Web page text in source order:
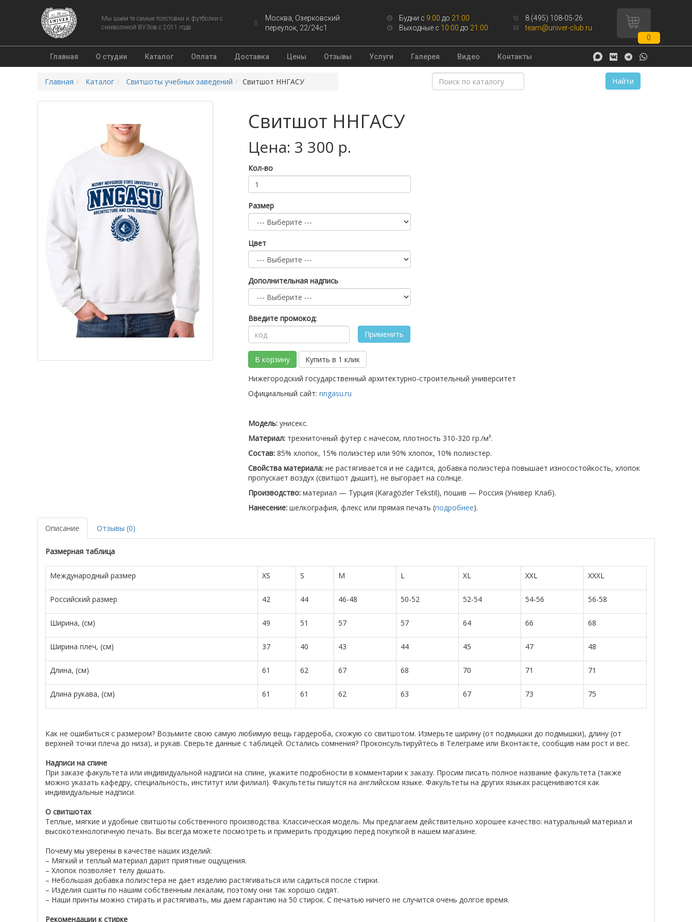
Мы шьем те самые толстовки и футболки с
символикой ВУЗов с 2011 года
Москва, Озерковский
переулок, 22/24с1
Будни с 9:00 до 21:00
Выходные с 10:00 до 21:00
8 (495) 108-05-26
team@univer-club.ru
0
Главная О студии Каталог Оплата Доставка Цены Отзывы Услуги Галерея Видео Контакты
Главная Каталог Свитшоты учебных заведений Свитшот ННГАСУ Найти
Свитшот ННГАСУ
Цена: 3 300 р.
Кол-во
Размер
Цвет
Дополнительная надпись
Введите промокод:
Применить
В корзину
Купить в 1 клик
Нижегородский государственный архитектурно-строительный университет
Официальный сайт: nngasu.ru
Модель:унисекс.
Материал: трехниточный футер с начесом, плотность 310-320 гр./м³.
Состав:85% хлопок, 15% полиэстер или 90% хлопок, 10% полиэстер.
Свойства материала:не растягивается и не садится, добавка полиэстера повышает износостойкость, хлопок
пропускает воздух (свитшот дышит), не выгорает на солнце.
Производство:материал — Турция (Karagözler Tekstil), пошив — Россия (Универ Клаб).
Нанесение:шелкография, флекс или прямая печать (подробнее).
Описание Отзывы (0)
Размерная таблица
Международный размер XS S M L XL XXL XXXL
Российский размер 42 44 46-48 50-52 52-54 54-56 56-58
Ширина, (см) 49 51 57 57 64 66 68
Ширина плеч, (см) 37 40 43 44 45 47 48
Длина, (см) 61 62 67 68 70 71 71
Длина рукава, (см) 61 61 62 63 67 73 75
Как не ошибиться с размером? Возьмите свою самую любимую вещь гардероба, схожую со свитшотом. Измерьте ширину (от подмышки до подмышки), длину (от
верхней точки плеча до низа), и рукав. Сверьте данные с таблицей. Остались сомнения? Проконсультируйтесь в Телеграме или Вконтакте, сообщив нам рост и вес.
Надписи на спине
При заказе факультета или индивидуальной надписи на спине, укажите подробности в комментарии к заказу. Просим писать полное название факультета (также
можно указать кафедру, специальность, институт или филиал). Факультеты пишутся на английском языке. Факультеты на других языках расцениваются как
индивидуальные надписи.
О свитшотах
Теплые, мягкие и удобные свитшоты собственного производства. Классическая модель. Мы предлагаем действительно хорошее качество: натуральный материал и
высокотехнологичную печать. Вы всегда можете посмотреть и примерить продукцию перед покупкой в нашем магазине.
Почему мы уверены в качестве наших изделий:
– Мягкий и теплый материал дарит приятные ощущения.
– Хлопок позволяет телу дышать.
– Небольшая добавка полиэстера не дает изделию растягиваться или садиться после стирки.
– Изделия сшиты по нашим собственным лекалам, поэтому они так хорошо сидят.
– Наши принты можно стирать и растягивать, мы даем гарантию на 50 стирок. С печатью ничего не случится очень долгое время.
Рекомендации к стирке